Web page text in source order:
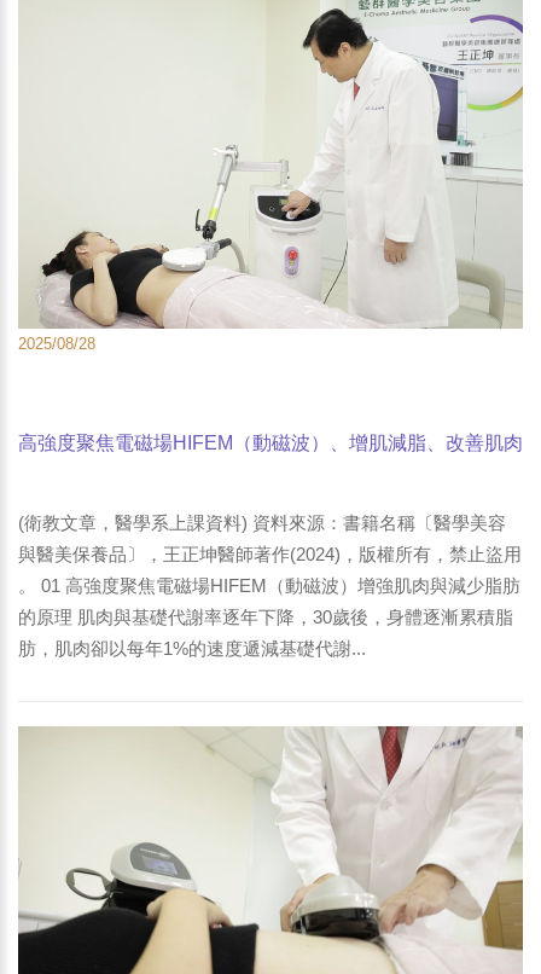
2025/08/28
高強度聚焦電磁場HIFEM（動磁波）、增肌減脂、改善肌肉
(衛教文章，醫學系上課資料) 資料來源：書籍名稱〔醫學美容
與醫美保養品〕，王正坤醫師著作(2024)，版權所有，禁止盜用
。 01 高強度聚焦電磁場HIFEM（動磁波）增強肌肉與減少脂肪
的原理 肌肉與基礎代謝率逐年下降，30歲後，身體逐漸累積脂
肪，肌肉卻以每年1%的速度遞減基礎代謝...